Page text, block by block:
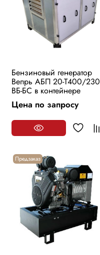
Бензиновый генератор
Вепрь АБП 20-Т400/230
ВБ-БС в контейнере
Цена по запросу
Предзаказ